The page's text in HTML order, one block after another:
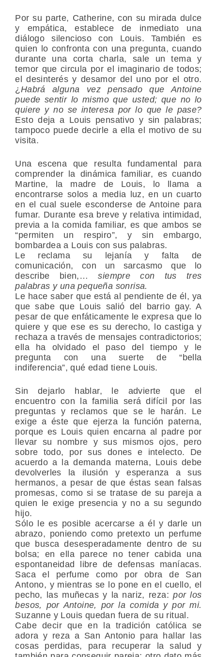
Por su parte, Catherine, con su mirada dulce
y empática, establece de inmediato una
diálogo silencioso con Louis. También es
quien lo confronta con una pregunta, cuando
durante una corta charla, sale un tema y
temor que circula por el imaginario de todos;
el desinterés y desamor del uno por el otro.
¿ Habrá alguna vez pensado que Antoine
puede sentir lo mismo que usted; que no lo
quiere y no se interesa por lo que le pase?
Esto deja a Louis pensativo y sin palabras;
tampoco puede decirle a ella el motivo de su
visita.
Una escena que resulta fundamental para
comprender la dinámica familiar, es cuando
Martine, la madre de Louis, lo llama a
encontrarse solos a media luz, en un cuarto
en el cual suele esconderse de Antoine para
fumar. Durante esa breve y relativa intimidad,
previa a la comida familiar, es que ambos se
“permiten un respiro”, y sin embargo,
bombardea a Louis con sus palabras.
Le reclama su lejanía y falta de
comunicación, con un sarcasmo que lo
describe bien,…siempre con tus tres
palabras y una pequeña sonrisa.
Le hace saber que está al pendiente de él, ya
que sabe que Louis salió del barrio gay. A
pesar de que enfáticamente le expresa que lo
quiere y que ese es su derecho, lo castiga y
rechaza a través de mensajes contradictorios;
ella ha olvidado el paso del tiempo y le
pregunta con una suerte de “bella
indiferencia”, qué edad tiene Louis.
Sin dejarlo hablar, le advierte que el
encuentro con la familia será difícil por las
preguntas y reclamos que se le harán. Le
exige a éste que ejerza la función paterna,
porque es Louis quien encarna al padre por
llevar su nombre y sus mismos ojos, pero
sobre todo, por sus dones e intelecto. De
acuerdo a la demanda materna, Louis debe
devolverles la ilusión y esperanza a sus
hermanos, a pesar de que éstas sean falsas
promesas, como si se tratase de su pareja a
quien le exige presencia y no a su segundo
hijo.
Sólo le es posible acercarse a él y darle un
abrazo, poniendo como pretexto un perfume
que busca desesperadamente dentro de su
bolsa; en ella parece no tener cabida una
espontaneidad libre de defensas maníacas.
Saca el perfume como por obra de San
Antono, y mientras se lo pone en el cuello, el
pecho, las muñecas y la nariz, reza:por los
besos, por Antoine, por la comida y por mi.
Suzanne y Louis quedan fuera de su ritual.
Cabe decir que en la tradición católica se
adora y reza a San Antonio para hallar las
cosas perdidas, para recuperar la salud y